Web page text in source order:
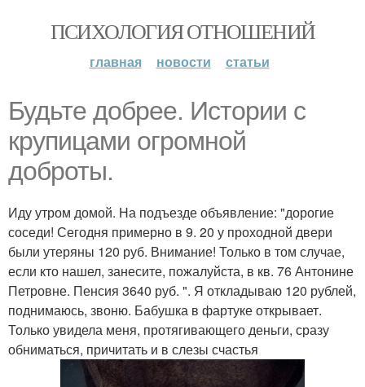
ПСИХОЛОГИЯ ОТНОШЕНИЙ
главная новости статьи
Будьте добрее. Истории с
крупицами огромной
доброты.
Иду утром домой. На подъезде объявление: "дорогие
соседи! Сегодня примерно в 9. 20 у проходной двери
были утеряны 120 руб. Внимание! Только в том случае,
если кто нашел, занесите, пожалуйста, в кв. 76 Антонине
Петровне. Пенсия 3640 руб. ". Я откладываю 120 рублей,
поднимаюсь, звоню. Бабушка в фартуке открывает.
Только увидела меня, протягивающего деньги, сразу
обниматься, причитать и в слезы счастья